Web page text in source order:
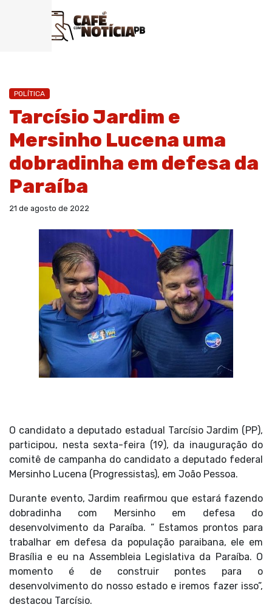
POLÍTICA
Tarcísio Jardim e
Mersinho Lucena uma
dobradinha em defesa da
Paraíba
21 de agosto de 2022
O candidato a deputado estadual Tarcísio Jardim (PP),
participou, nesta sexta-feira (19), da inauguração do
comitê de campanha do candidato a deputado federal
Mersinho Lucena (Progressistas), em João Pessoa.
Durante evento, Jardim reafirmou que estará fazendo
dobradinha com Mersinho em defesa do
desenvolvimento da Paraíba. ” Estamos prontos para
trabalhar em defesa da população paraibana, ele em
Brasília e eu na Assembleia Legislativa da Paraíba. O
momento é de construir pontes para o
desenvolvimento do nosso estado e iremos fazer isso”,
destacou Tarcísio.